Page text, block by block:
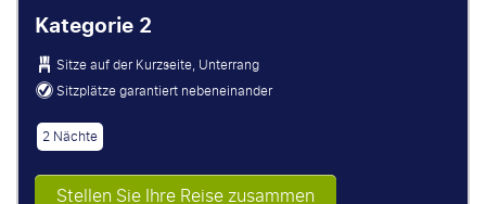
Kategorie 2
Sitze auf der Kurzseite, Unterrang
Sitzplätze garantiert nebeneinander
2 Nächte
Stellen Sie Ihre Reise zusammen